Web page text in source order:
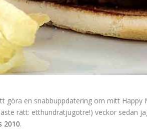
göra en snabbuppdatering om mitt Happy
rätt: etthundratjugotre!) veckor sedan
2010.